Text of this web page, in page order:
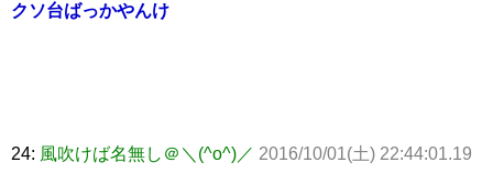
クソ台ばっかやんけ
24: 風吹けば名無し＠＼(^o^)／ 2016/10/01(土) 22:44:01.19